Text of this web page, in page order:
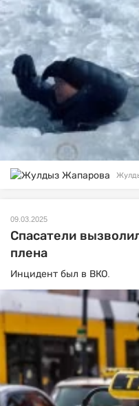
09.03.2025
Спасатели
плена
Инцидент был в ВКО.